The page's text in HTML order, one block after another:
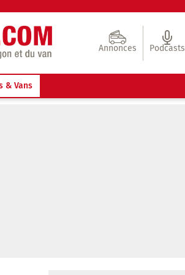
Annonces Podcasts
& Vans